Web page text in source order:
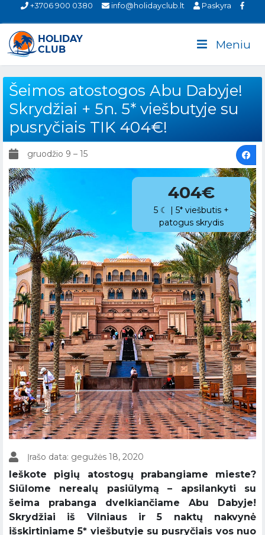
+3706 900 0380 info@holidayclub.lt Paskyra
Meniu
Šeimos atostogos Abu Dabyje!
Skrydžiai + 5n. 5* viešbutyje su
pusryčiais TIK 404€!
gruodžio 9 – 15
404€
5 ☾ | 5* viešbutis +
patogus skrydis
Įrašo data: gegužės 18, 2020
Ieškote pigių atostogų prabangiame mieste?
Siūlome nerealų pasiūlymą – apsilankyti su
šeima prabanga dvelkiančiame Abu Dabyje!
Skrydžiai iš Vilniaus ir 5 naktų nakvynė
išskirtiniame 5* viešbutyje su pusryčiais vos nuo